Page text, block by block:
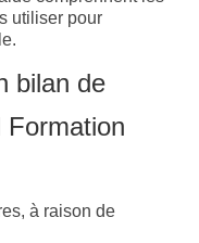
utiliser pour
bilan de
Formation
à raison de